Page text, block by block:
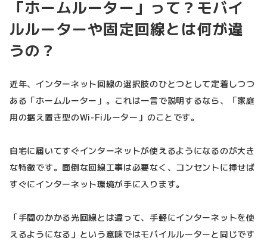
「ホームルーター」って？モバイ
ルルーターや固定回線とは何が違
うの？
近年、インターネット回線の選択肢のひとつとして定着しつつ
ある「ホームルーター」。これは一言で説明するなら、「家庭
用の据え置き型のWi-Fiルーター」のことです。
自宅に届いてすぐインターネットが使えるようになるのが大き
な特徴です。面倒な回線工事は必要なく、コンセントに挿せば
すぐにインターネット環境が手に入ります。
「手間のかかる光回線とは違って、手軽にインターネットを使
えるようになる」という意味ではモバイルルーターと同じです